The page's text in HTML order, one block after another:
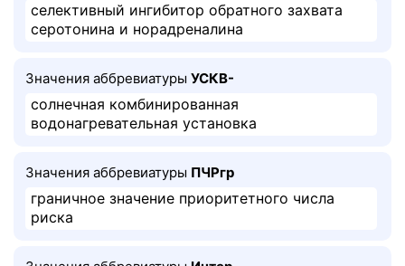
селективный ингибитор обратного захвата
серотонина и норадреналина
Значения аббревиатуры УСКВ-
солнечная комбинированная
водонагревательная установка
Значения аббревиатуры ПЧРгр
граничное значение приоритетного числа
риска